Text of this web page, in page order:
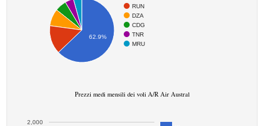
RUN
DZA
CDG
TNR
MRU
62.9%
Prezzi medi mensili dei voli A/R Air Austral
2,000